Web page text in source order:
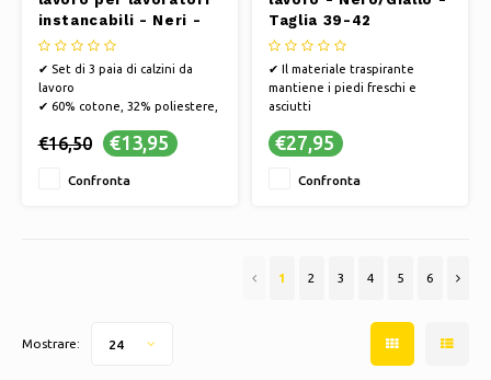
instancabili - Neri -
Taglie 39-42
✔ Set di 3 paia di calzini da
lavoro
✔ 60% cotone, 32% poliestere,
✔ Taglia 39-42
€16,50 €13,95
Confronta
Taglia 39-42
✔ Il materiale traspirante
mantiene i piedi freschi e
asciutti
scolorimento
l'elasticità dopo il lavaggio
€27,95
Confronta
1 2 3 4 5 6
Mostrare: 24